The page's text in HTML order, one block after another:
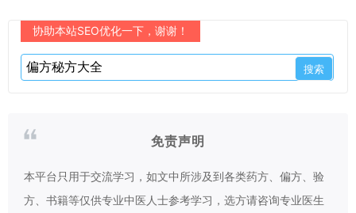
协助本站SEO优化一下，谢谢！
免责声明
本平台只用于交流学习，如文中所涉及到各类药方、偏方、验
方、书籍等仅供专业中医人士参考学习，选方请咨询专业医生